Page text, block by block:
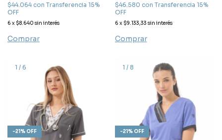
$44.064 con Transferencia 15%
OFF
6 x $8.640 sin interés
Comprar
$46.580 con Transferencia 15%
OFF
6 x $9.133,33 sin interés
Comprar
1 / 6
-21% OFF
1 / 8
-21% OFF